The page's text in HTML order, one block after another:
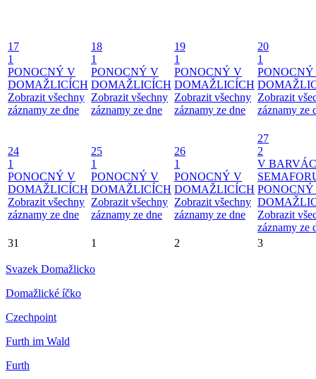
17
1
PONOCNÝ V
DOMAŽLICÍCH
Zobrazit všechny
záznamy ze dne
18
1
PONOCNÝ V
DOMAŽLICÍCH
Zobrazit všechny
záznamy ze dne
19
1
PONOCNÝ V
DOMAŽLICÍCH
Zobrazit všechny
záznamy ze dne
20
1
Zobrazit
záznamy ze
24
1
PONOCNÝ V
DOMAŽLICÍCH
Zobrazit všechny
záznamy ze dne
25
1
PONOCNÝ V
DOMAŽLICÍCH
Zobrazit všechny
záznamy ze dne
26
1
PONOCNÝ V
DOMAŽLICÍCH
Zobrazit všechny
záznamy ze dne
27
2
V
Zobrazit
záznamy ze
31
1 2 3
Svazek Domažlicko
Domažlické íčko
Czechpoint
Furth im Wald
Furth